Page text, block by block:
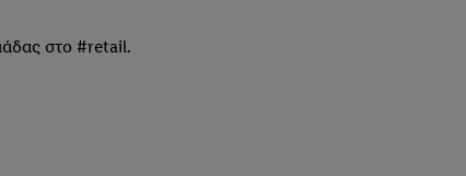
στο #retail.